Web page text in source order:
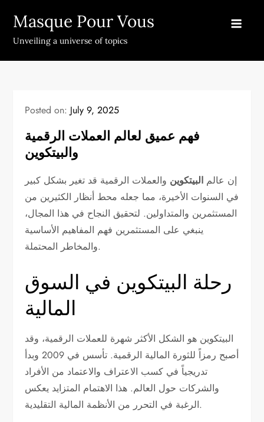
content
Masque Pour Vous
Unveiling a universe of topics
Posted on: July 9, 2025
فهم عميق لعالم العملات الرقمية
والبيتكوين
إن عالم البيتكوين والعملات الرقمية قد تغير بشكل كبير
في السنوات الأخيرة، مما جعله محط أنظار الكثيرين من
المستثمرين والمتداولين. لتحقيق النجاح في هذا المجال،
ينبغي على المستثمرين فهم المفاهيم الأساسية
والمخاطر المحتملة.
رحلة البيتكوين في السوق
المالية
البيتكوين هو الشكل الأكثر شهرة للعملات الرقمية، وقد
أصبح رمزاً للثورة المالية الرقمية. تأسس في 2009 وبدأ
تدريجياً في كسب الاعتراف والاعتماد من الأفراد
والشركات حول العالم. هذا الاهتمام المتزايد يعكس
الرغبة في التحرر من الأنظمة المالية التقليدية.